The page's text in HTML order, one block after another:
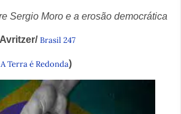
Sergio Moro e a erosão democrática
Brasil 247
A Terra é Redonda)